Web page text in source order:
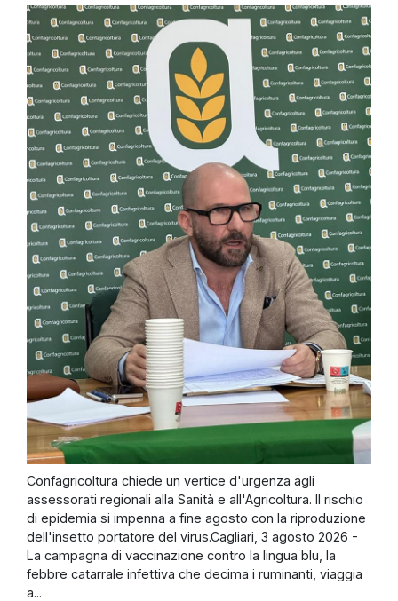
Confagricoltura chiede un vertice d'urgenza agli
assessorati regionali alla Sanità e all'Agricoltura. Il rischio
di epidemia si impenna a fine agosto con la riproduzione
dell'insetto portatore del virus.Cagliari, 3 agosto 2026 -
La campagna di vaccinazione contro la lingua blu, la
febbre catarrale infettiva che decima i ruminanti, viaggia
a...